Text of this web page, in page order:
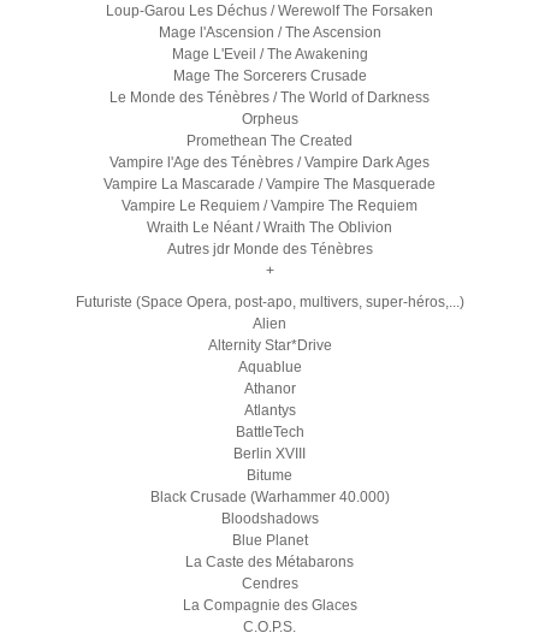
Loup-Garou Les Déchus / Werewolf The Forsaken
Mage l'Ascension / The Ascension
Mage L'Eveil / The Awakening
Mage The Sorcerers Crusade
Le Monde des Ténèbres / The World of Darkness
Orpheus
Promethean The Created
Vampire l'Age des Ténèbres / Vampire Dark Ages
Vampire La Mascarade / Vampire The Masquerade
Vampire Le Requiem / Vampire The Requiem
Wraith Le Néant / Wraith The Oblivion
Autres jdr Monde des Ténèbres
+
Futuriste (Space Opera, post-apo, multivers, super-héros,...)
Alien
Alternity Star*Drive
Aquablue
Athanor
Atlantys
BattleTech
Berlin XVIII
Bitume
Black Crusade (Warhammer 40.000)
Bloodshadows
Blue Planet
La Caste des Métabarons
Cendres
La Compagnie des Glaces
C.O.P.S.